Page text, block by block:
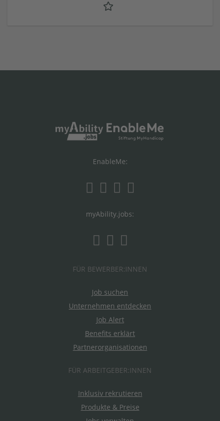
EnableMe:
myAbility.jobs:
FÜR BEWERBER:INNEN
Job suchen
Unternehmen entdecken
Job Alert
Benefits erklärt
Partnerorganisationen
FÜR ARBEITGEBER:INNEN
Inklusiv rekrutieren
Produkte & Preise